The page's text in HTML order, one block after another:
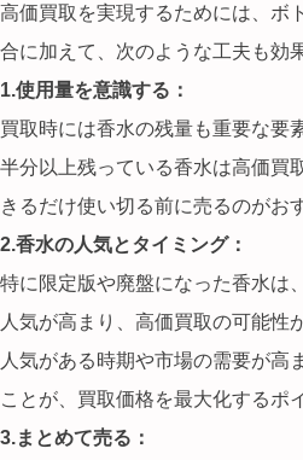
高価買取を実現するためには、 ボ
合に加えて、次のような工夫も効
1.使用量を意識する：
買取時には香水の残量も重要な要
半分以上残っている香水は高価買
きるだけ使い切る前に売るのがお
2.香水の人気とタイミング：
特に限定版や廃盤になった香水は
人気が高まり、高価買取の可能性
人気がある時期や市場の需要が高
ことが、買取価格を最大化するポ
3.まとめて売る：